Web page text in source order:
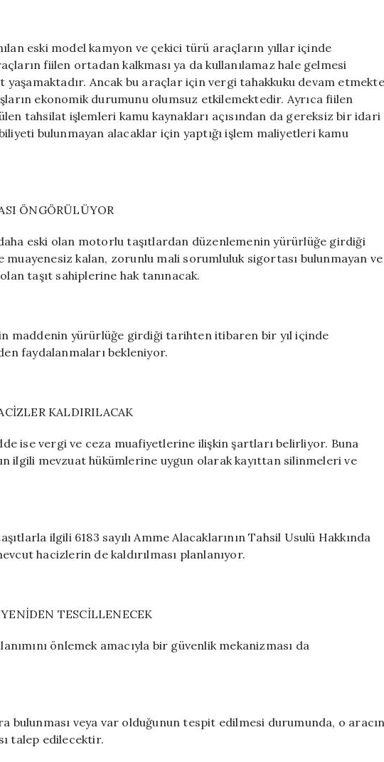
eski model kamyon ve çekici türü araçların yıllar içinde
fiilen ortadan kalkması ya da kullanılamaz hale gelmesi
Ancak bu araçlar için vergi tahakkuku devam etmekte
ekonomik durumunu olumsuz etkilemektedir. Ayrıca fiilen
tahsilat işlemleri kamu kaynakları açısından da gereksiz bir idari
bulunmayan alacaklar için yaptığı işlem maliyetleri kamu
ÖNGÖRÜLÜYOR
daha eski olan motorlu taşıtlardan düzenlemenin yürürlüğe girdiği
kalan, zorunlu mali sorumluluk sigortası bulunmayan ve
taşıt sahiplerine hak tanınacak.
maddenin yürürlüğe girdiği tarihten itibaren bir yıl içinde
faydalanmaları bekleniyor.
KALDIRILACAK
ise vergi ve ceza muafiyetlerine ilişkin şartları belirliyor. Buna
ilgili mevzuat hükümlerine uygun olarak kayıttan silinmeleri ve
ilgili 6183 sayılı Amme Alacaklarının Tahsil Usulü Hakkında
hacizlerin de kaldırılması planlanıyor.
TESCİLLENECEK
önlemek amacıyla bir güvenlik mekanizması da
bulunması veya var olduğunun tespit edilmesi durumunda, o
talep edilecektir.